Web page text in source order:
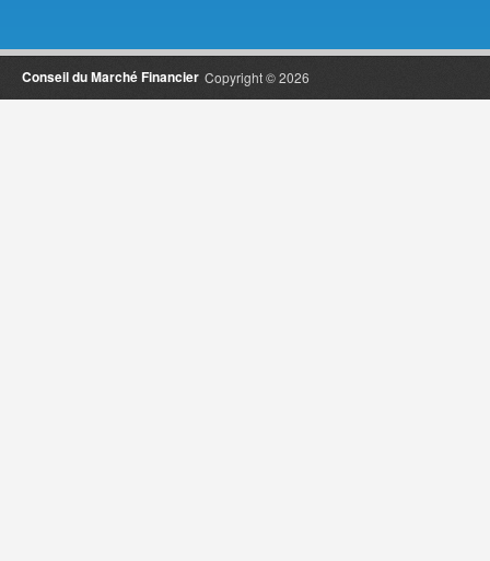
Copyright © 2026
Conseil du Marché Financier